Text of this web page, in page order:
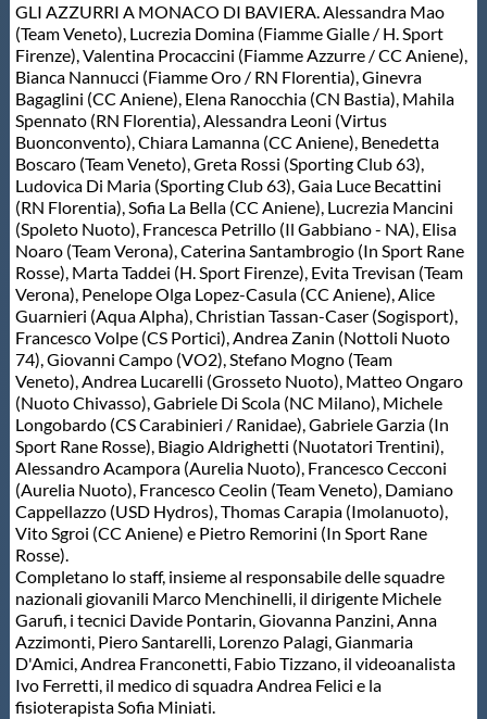
Protezione Civile
Qualità
Sostenibilità
Privacy
Cookie Policy
Archivio News
Flash News
Galleria fotografica
Videogallery
Intranet
Webmail
GLI AZZURRI A MONACO DI BAVIERA. Alessandra Mao
(Team Veneto), Lucrezia Domina (Fiamme Gialle / H. Sport
Firenze), Valentina Procaccini (Fiamme Azzurre / CC Aniene),
Bianca Nannucci (Fiamme Oro / RN Florentia), Ginevra
Bagaglini (CC Aniene), Elena Ranocchia (CN Bastia), Mahila
Spennato (RN Florentia), Alessandra Leoni (Virtus
Buonconvento), Chiara Lamanna (CC Aniene), Benedetta
Boscaro (Team Veneto), Greta Rossi (Sporting Club 63),
Ludovica Di Maria (Sporting Club 63), Gaia Luce Becattini
(RN Florentia), Sofia La Bella (CC Aniene), Lucrezia Mancini
(Spoleto Nuoto), Francesca Petrillo (Il Gabbiano - NA), Elisa
Noaro (Team Verona), Caterina Santambrogio (In Sport Rane
Rosse), Marta Taddei (H. Sport Firenze), Evita Trevisan (Team
Verona), Penelope Olga Lopez-Casula (CC Aniene), Alice
Guarnieri (Aqua Alpha), Christian Tassan-Caser (Sogisport),
Francesco Volpe (CS Portici), Andrea Zanin (Nottoli Nuoto
74), Giovanni Campo (VO2), Stefano Mogno (Team
Veneto), Andrea Lucarelli (Grosseto Nuoto), Matteo Ongaro
(Nuoto Chivasso), Gabriele Di Scola (NC Milano), Michele
Longobardo (CS Carabinieri / Ranidae), Gabriele Garzia (In
Sport Rane Rosse), Biagio Aldrighetti (Nuotatori Trentini),
Alessandro Acampora (Aurelia Nuoto), Francesco Cecconi
(Aurelia Nuoto), Francesco Ceolin (Team Veneto), Damiano
Cappellazzo (USD Hydros), Thomas Carapia (Imolanuoto),
Vito Sgroi (CC Aniene) e Pietro Remorini (In Sport Rane
Rosse).
Completano lo staff, insieme al responsabile delle squadre
nazionali giovanili Marco Menchinelli, il dirigente Michele
Garufi, i tecnici Davide Pontarin, Giovanna Panzini, Anna
Azzimonti, Piero Santarelli, Lorenzo Palagi, Gianmaria
D'Amici, Andrea Franconetti, Fabio Tizzano, il videoanalista
Ivo Ferretti, il medico di squadra Andrea Felici e la
fisioterapista Sofia Miniati.